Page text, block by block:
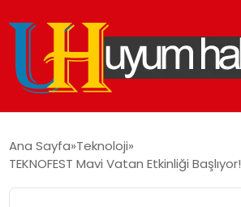
Ana Sayfa Teknoloji
TEKNOFEST Mavi Vatan Etkinliği Başlıyor!